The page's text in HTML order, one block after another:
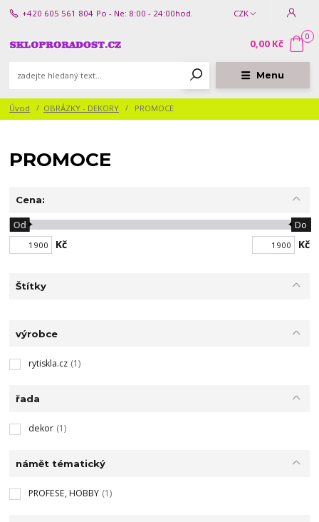
Menu
CZK
+420 605 561 804 Po - Ne: 8:00 - 24:00hod.
0
0,00 Kč
Úvod OBRÁZKY - DEKORY PROMOCE
PROMOCE
Cena:
Kč
Od Do
Kč
Štítky
výrobce
rytiskla.cz (1)
řada
dekor (1)
námět tématický
PROFESE, HOBBY (1)